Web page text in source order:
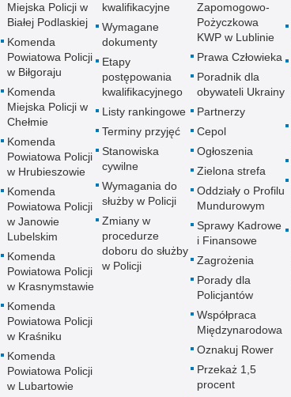
Miejska Policji w
Białej Podlaskiej
Komenda
Powiatowa Policji
w Biłgoraju
Komenda
Miejska Policji w
Chełmie
Komenda
Powiatowa Policji
w Hrubieszowie
Komenda
Powiatowa Policji
w Janowie
Lubelskim
Komenda
Powiatowa Policji
w Krasnymstawie
Komenda
Powiatowa Policji
w Kraśniku
Komenda
Powiatowa Policji
w Lubartowie
kwalifikacyjne
Wymagane
dokumenty
Etapy
postępowania
kwalifikacyjnego
Listy rankingowe
Terminy przyjęć
Stanowiska
cywilne
Wymagania do
służby w Policji
Zmiany w
procedurze
doboru do służby
w Policji
Zapomogowo-
Pożyczkowa
KWP w Lublinie
Prawa Człowieka
Poradnik dla
obywateli Ukrainy
Partnerzy
Cepol
Ogłoszenia
Zielona strefa
Oddziały o Profilu
Mundurowym
Sprawy Kadrowe
i Finansowe
Zagrożenia
Porady dla
Policjantów
Współpraca
Międzynarodowa
Oznakuj Rower
Przekaż 1,5
procent